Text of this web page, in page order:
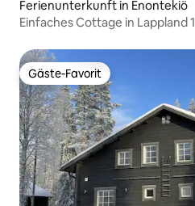
Ferienunterkunft in Enontekiö
Einfaches Cottage in Lappland 1
Gäste-Favorit
Gäste-Favorit